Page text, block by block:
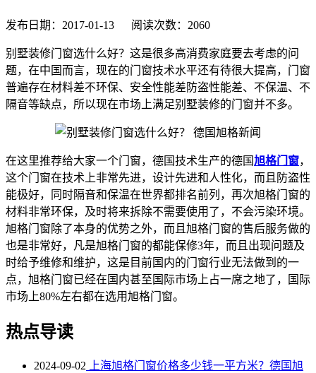
发布日期：2017-01-13 阅读次数：2060
别墅装修门窗选什么好？这是很多高消费家庭要去考虑的问
题，在中国而言，现在的门窗技术水平还有待很大提高，门窗
普遍存在材料差不环保、安全性能差防盗性能差、不保温、不
隔音等缺点，所以现在市场上满足别墅装修的门窗并不多。
在这里推荐给大家一个门窗，德国技术生产的德国旭格门窗，
这个门窗在技术上非常先进，设计先进和人性化，而且防盗性
能极好，同时隔音和保温在世界都排名前列，再次旭格门窗的
材料非常环保，及时将来拆除不需要使用了，不会污染环境。
旭格门窗除了本身的优势之外，而且旭格门窗的售后服务做的
也是非常好，凡是旭格门窗的都能保修3年，而且出现问题及
时给予维修和维护，这是目前国内的门窗行业无法做到的一
点，旭格门窗已经在国内甚至国际市场上占一席之地了，国际
市场上80%左右都在选用旭格门窗。
热点导读
2024-09-02 上海旭格门窗价格多少钱一平方米？德国旭